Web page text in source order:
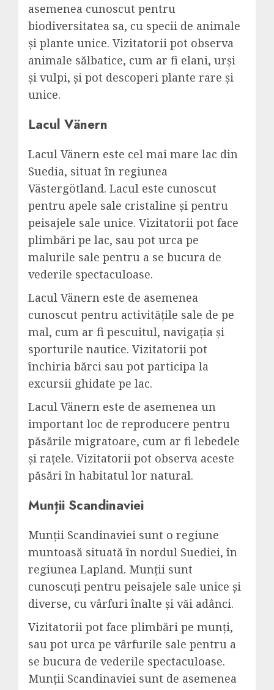
asemenea cunoscut pentru
biodiversitatea sa, cu specii de animale
și plante unice. Vizitatorii pot observa
animale sălbatice, cum ar fi elani, urși
și vulpi, și pot descoperi plante rare și
unice.
Lacul Vänern
Lacul Vänern este cel mai mare lac din
Suedia, situat în regiunea
Västergötland. Lacul este cunoscut
pentru apele sale cristaline și pentru
peisajele sale unice. Vizitatorii pot face
plimbări pe lac, sau pot urca pe
malurile sale pentru a se bucura de
vederile spectaculoase.
Lacul Vänern este de asemenea
cunoscut pentru activitățile sale de pe
mal, cum ar fi pescuitul, navigația și
sporturile nautice. Vizitatorii pot
închiria bărci sau pot participa la
excursii ghidate pe lac.
Lacul Vänern este de asemenea un
important loc de reproducere pentru
păsările migratoare, cum ar fi lebedele
și rațele. Vizitatorii pot observa aceste
păsări în habitatul lor natural.
Munții Scandinaviei
Munții Scandinaviei sunt o regiune
muntoasă situată în nordul Suediei, în
regiunea Lapland. Munții sunt
cunoscuți pentru peisajele sale unice și
diverse, cu vârfuri înalte și văi adânci.
Vizitatorii pot face plimbări pe munți,
sau pot urca pe vârfurile sale pentru a
se bucura de vederile spectaculoase.
Munții Scandinaviei sunt de asemenea